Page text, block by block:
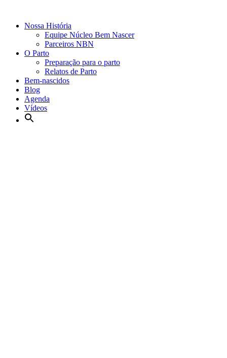
Nossa História
Equipe Núcleo Bem Nascer
Parceiros NBN
O Parto
Preparação para o parto
Relatos de Parto
Bem-nascidos
Blog
Agenda
Vídeos